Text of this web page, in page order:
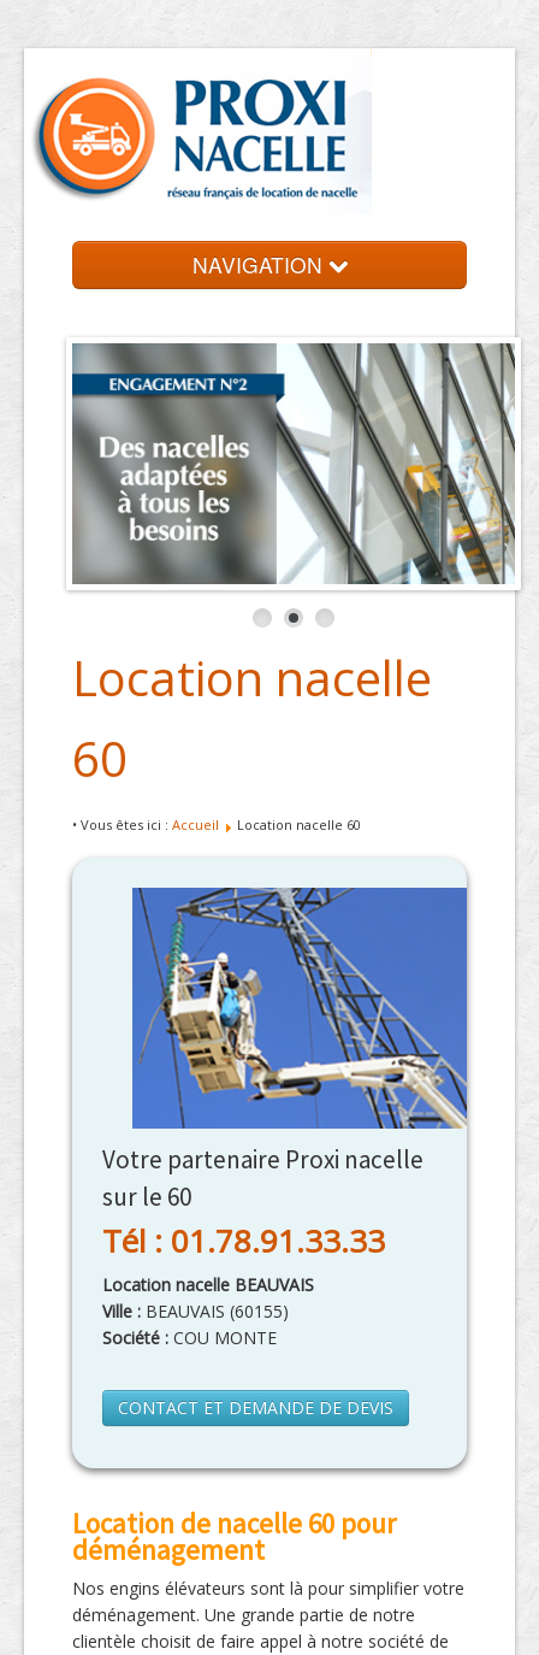
NAVIGATION
Location de nacelle
Contact et devis
Location nacelle
60
• Vous êtes ici : Accueil Location nacelle 60
Votre partenaire Proxi nacelle
sur le 60
Tél : 01.78.91.33.33
Location nacelle BEAUVAIS
Ville : BEAUVAIS (60155)
Société : COU MONTE
CONTACT ET DEMANDE DE DEVIS
Location de nacelle 60 pour
déménagement
Nos engins élévateurs sont là pour simplifier votre
déménagement. Une grande partie de notre
clientèle choisit de faire appel à notre société de